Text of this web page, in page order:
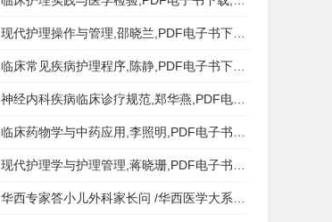
现代护理操作与管理,邵晓兰,PDF电子书下载,242MB,网盘资源
临床常见疾病护理程序,陈静,PDF电子书下载,185MB,网盘资源
神经内科疾病临床诊疗规范,郑华燕,PDF电子书下载,188MB,网盘资源
临床药物学与中药应用,李照明,PDF电子书下载,202MB,网盘资源
现代护理学与护理管理,蒋晓珊,PDF电子书下载,223MB,网盘资源
华西专家答小儿外科家长问 /华西医学大系?医学科普,PDF电子书网盘下载